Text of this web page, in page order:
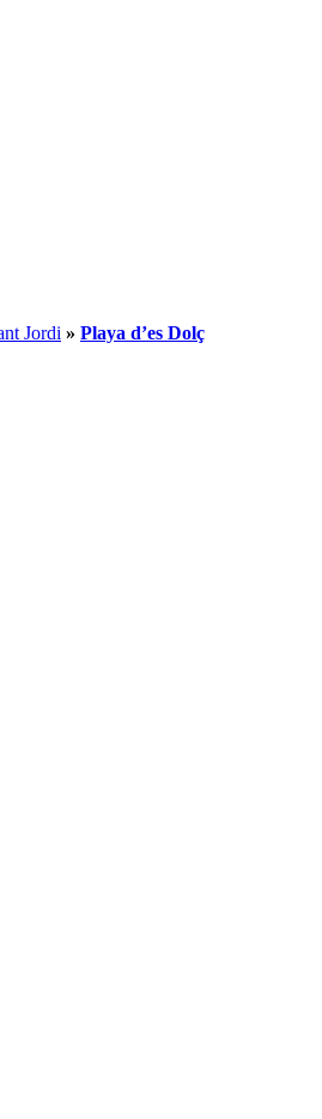
Jordi » Playa d’es Dolç